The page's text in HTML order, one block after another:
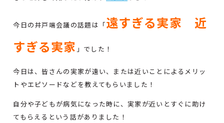
今日の井戸端会議の話題は「遠すぎる実家 近
すぎる実家 」でした！
今日は、皆さんの実家が遠い、または近いことによるメリッ
トやエピソードなどを教えてもらいました！
自分や子どもが病気になった時に、実家が近いとすぐに助け
てもらえるという話がありました！